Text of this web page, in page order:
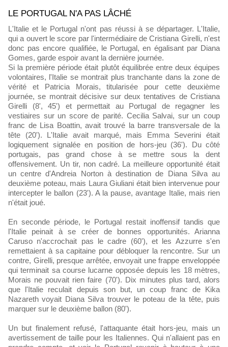
LE PORTUGAL N'A PAS LÂCHÉ
L'Italie et le Portugal n'ont pas réussi à se départager. L'Italie,
qui a ouvert le score par l'intermédiaire de Cristiana Girelli, n'est
donc pas encore qualifiée, le Portugal, en égalisant par Diana
Gomes, garde espoir avant la dernière journée.
Si la première période était plutôt équilibrée entre deux équipes
volontaires, l'Italie se montrait plus tranchante dans la zone de
vérité et Patricia Morais, titularisée pour cette deuxième
journée, se montrait décisive sur deux tentatives de Cristiana
Girelli (8', 45') et permettait au Portugal de regagner les
vestiaires sur un score de parité. Cecilia Salvai, sur un coup
franc de Lisa Boattin, avait trouvé la barre transversale de la
tête (20'). L'Italie avait marqué, mais Emma Severini était
logiquement signalée en position de hors-jeu (36'). Du côté
portugais, pas grand chose à se mettre sous la dent
offensivement. Un tir, non cadré. La meilleure opportunité était
un centre d'Andreia Norton à destination de Diana Silva au
deuxième poteau, mais Laura Giuliani était bien intervenue pour
intercepter le ballon (23'). A la pause, avantage Italie, mais rien
n'était joué.
En seconde période, le Portugal restait inoffensif tandis que
l'Italie peinait à se créer de bonnes opportunités. Arianna
Caruso n'accrochait pas le cadre (60'), et les Azzurre s'en
remettaient à sa capitaine pour débloquer la rencontre. Sur un
contre, Girelli, presque arrêtée, envoyait une frappe enveloppée
qui terminait sa course lucarne opposée depuis les 18 mètres,
Morais ne pouvait rien faire (70'). Dix minutes plus tard, alors
que l'Italie reculait depuis son but, un coup franc de Kika
Nazareth voyait Diana Silva trouver le poteau de la tête, puis
marquer sur le deuxième ballon (80').
Un but finalement refusé, l'attaquante était hors-jeu, mais un
avertissement de taille pour les Italiennes. Qui n'allaient pas en